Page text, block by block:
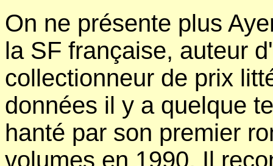
On ne présente plus
la SF française, auteur
collectionneur de prix
données il y a quelque
hanté par son premier
volumes en 1990. Il